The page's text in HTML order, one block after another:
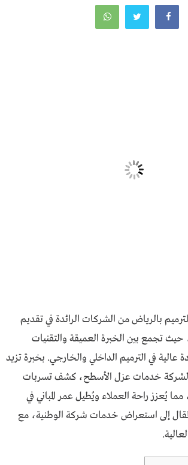
بالرياض من الشركات الرائدة في تقديم
تجمع بين الخبرة العميقة والتقنيات
عالية في الترميم الداخلي والخارجي. بخبرة تزيد
الشركة خدمات عزل الأسطح، كشف تسربات
مما يُعزز راحة العملاء ويُطيل عمر المباني في
إلى استعراض خدمات شركة الوطنية، مع